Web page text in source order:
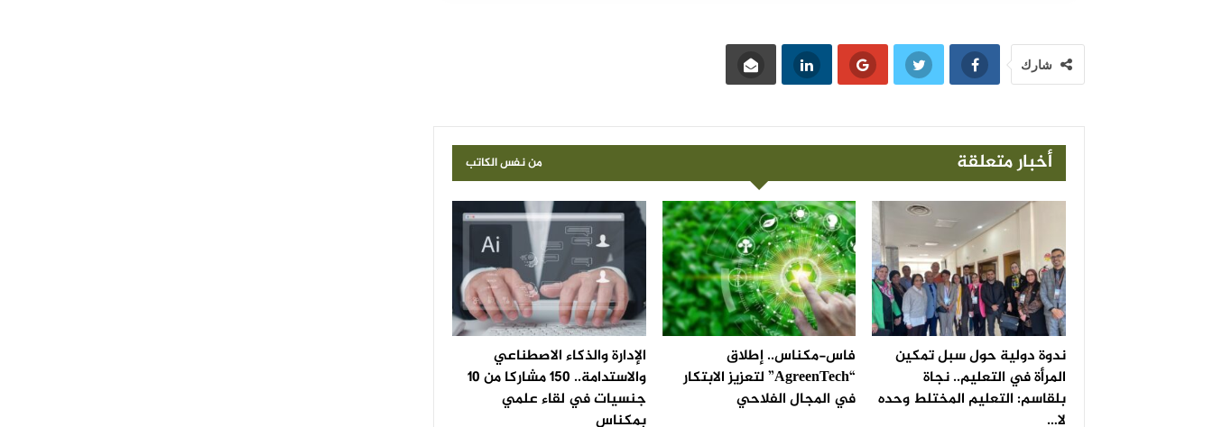
شارك
أخبار متعلقة من نفس الكاتب
ندوة دولية حول سبل تمكين
المرأة في التعليم.. نجاة
بلقاسم: التعليم المختلط وحده
لا…
فاس-مكناس.. إطلاق
“AgreenTech” لتعزيز الابتكار
في المجال الفلاحي
الإدارة والذكاء الاصطناعي
والاستدامة.. 150 مشاركا من 10
جنسيات في لقاء علمي
بمكناس